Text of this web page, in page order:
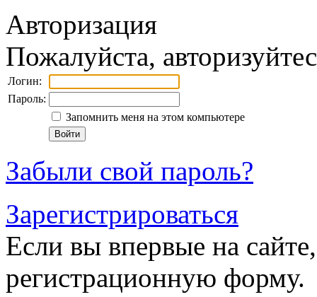
Авторизация
Пожалуйста,
Логин:
Пароль:
Запомнить меня на этом компьютере
Забыли свой пароль?
Зарегистрироваться
Если вы впервые на
регистрационную форму.